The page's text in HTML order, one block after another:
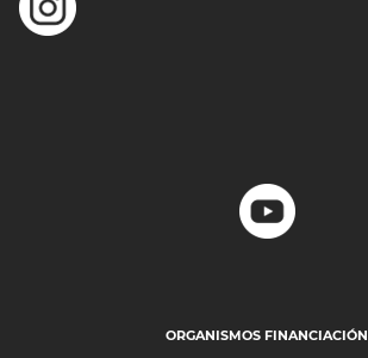
ORGANISMOS FINANCIACIÓN